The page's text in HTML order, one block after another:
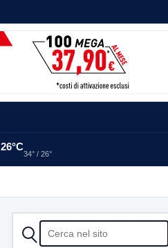
26°C
34° / 26°
CERCA